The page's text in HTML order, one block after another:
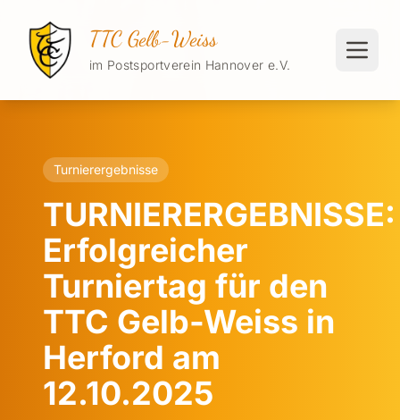
TTC Gelb-Weiss
im Postsportverein Hannover e.V.
Turnierergebnisse
TURNIERERGEBNISSE:
Erfolgreicher
Turniertag für den
TTC Gelb-Weiss in
Herford am
12.10.2025